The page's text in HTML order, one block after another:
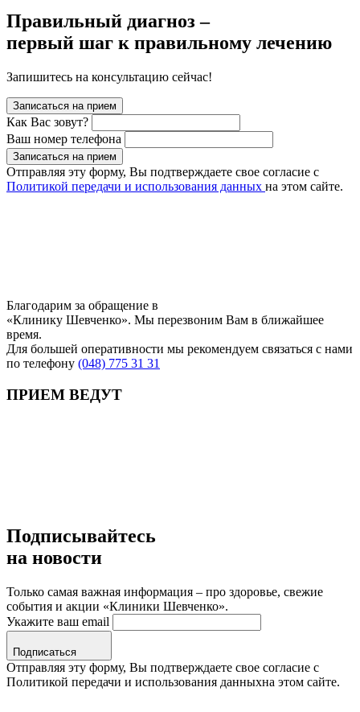
Правильный диагноз –
первый шаг к правильному лечению
Запишитесь на консультацию сейчас!
Записаться на прием
Как Вас зовут?
Ваш номер телефона
Записаться на прием
Отправляя эту форму, Вы подтверждаете свое согласие с
Политикой передачи и использования данных на этом сайте.
Благодарим за обращение в
«Клинику Шевченко». Мы перезвоним Вам в ближайшее
время.
Для большей оперативности мы рекомендуем связаться с нами
по телефону (048) 775 31 31
ПРИЕМ ВЕДУТ
Подписывайтесь
на новости
Только самая важная информация – про здоровье, свежие
события и акции «Клиники Шевченко».
Укажите ваш email
Подписаться
Отправляя эту форму, Вы подтверждаете свое согласие с
Политикой передачи и использования данныхна этом сайте.